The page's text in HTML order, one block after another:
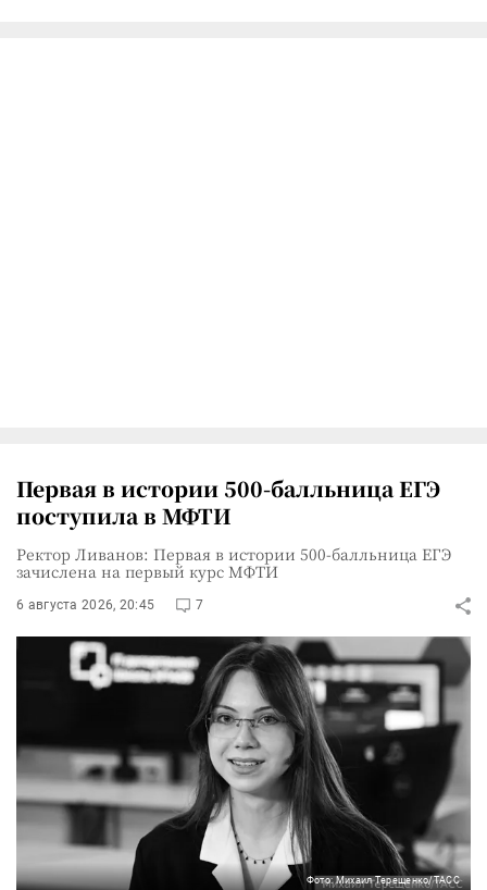
Первая в истории 500-балльница ЕГЭ
поступила в МФТИ
Ректор Ливанов: Первая в истории 500-балльница ЕГЭ
зачислена на первый курс МФТИ
6 августа 2026, 20:45 7
Фото: Михаил Терещенко/ТАСС